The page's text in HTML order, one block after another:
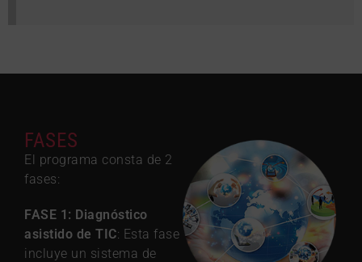
FASES
El programa consta de 2
fases:
FASE 1: Diagnóstico
asistido de TIC: Esta fase
incluye un sistema de